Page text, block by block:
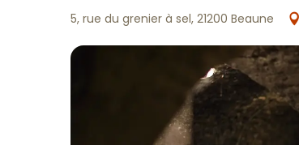
5, rue du grenier à sel, 21200 Beaune